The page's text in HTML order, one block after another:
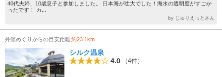
40代夫婦、10歳息子と参加しました。 日本海が壮大でした！海水の透明度がすごか
ったです！ カ...
by じゅりえっとさん
外湯めぐりからの目安距離約23.1km
シルク温泉
4.0
（4件）